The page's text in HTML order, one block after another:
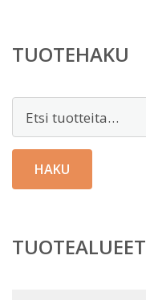
TUOTEHAKU
HAKU
TUOTEALUEET